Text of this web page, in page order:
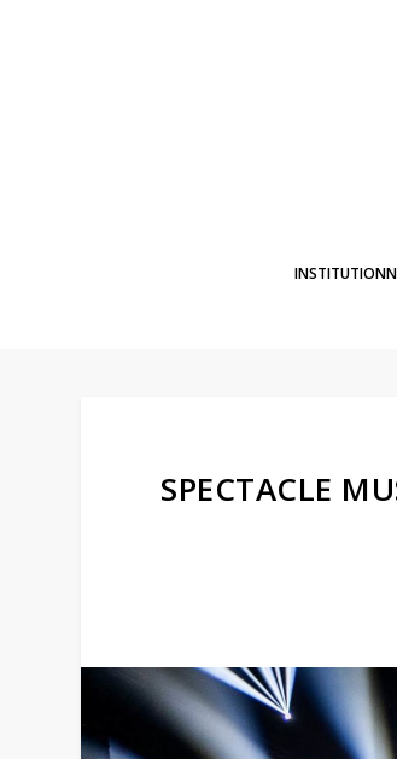
SPECTACLE